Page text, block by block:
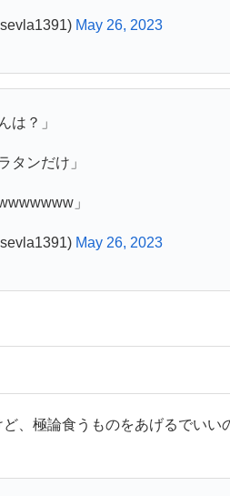
May 26, 2023
は？」
タンだけ」
」
May 26, 2023
ど、極論食うものをあげるでいい